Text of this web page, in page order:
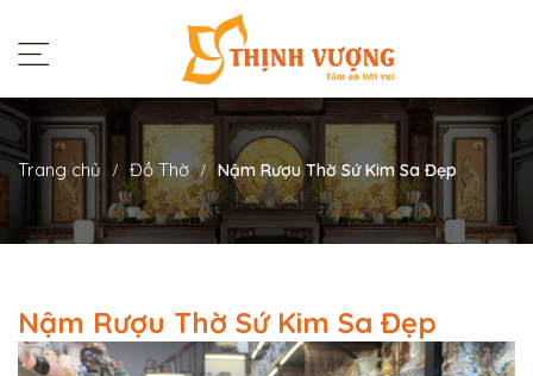
Trang chủ Đồ Thờ Nậm Rượu Thờ Sứ Kim Sa Đẹp
Nậm Rượu Thờ Sứ Kim Sa Đẹp